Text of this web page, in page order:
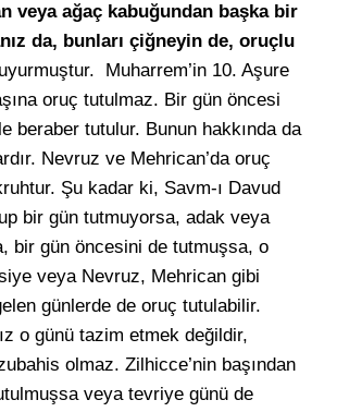
veya ağaç kabuğundan başka bir
da, bunları çiğneyin de, oruçlu
Muharrem’in 10. Aşure
oruç tutulmaz. Bir gün öncesi
beraber tutulur. Bunun hakkında da
Nevruz ve Mehrican’da oruç
Şu kadar ki, Savm-ı Davud
bir gün tutmuyorsa, adak veya
bir gün öncesini de tutmuşsa, o
veya Nevruz, Mehrican gibi
günlerde de oruç tutulabilir.
o günü tazim etmek değildir,
olmaz. Zilhicce’nin başından
veya tevriye günü de